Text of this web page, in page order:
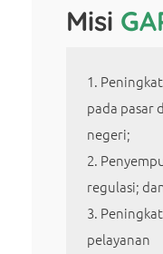
Misi
pada pasar
negeri;
regulasi;
pelayanan